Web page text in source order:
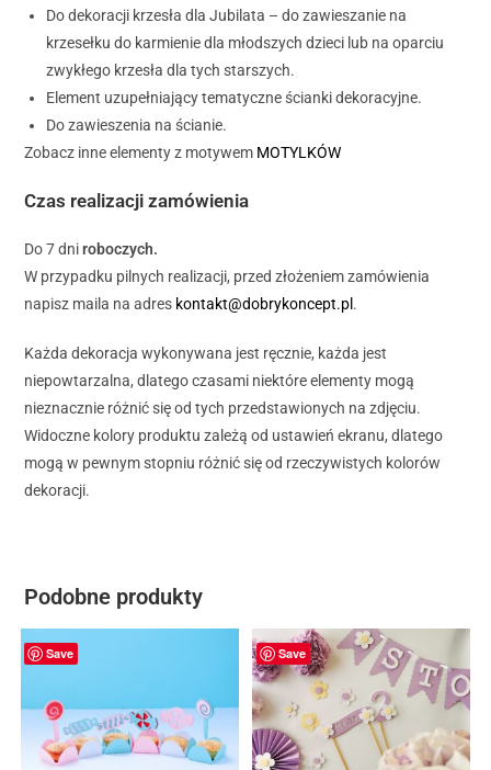
Do dekoracji krzesła dla Jubilata – do zawieszanie na
krzesełku do karmienie dla młodszych dzieci lub na oparciu
zwykłego krzesła dla tych starszych.
Element uzupełniający tematyczne ścianki dekoracyjne.
Do zawieszenia na ścianie.
Zobacz inne elementy z motywem MOTYLKÓW
Czas realizacji zamówienia
Do 7 dniroboczych.
W przypadku pilnych realizacji, przed złożeniem zamówienia
napisz maila na adres kontakt@dobrykoncept.pl .
Każda dekoracja wykonywana jest ręcznie, każda jest
niepowtarzalna, dlatego czasami niektóre elementy mogą
nieznacznie różnić się od tych przedstawionych na zdjęciu.
Widoczne kolory produktu zależą od ustawień ekranu, dlatego
mogą w pewnym stopniu różnić się od rzeczywistych kolorów
dekoracji.
Podobne produkty
Save Save